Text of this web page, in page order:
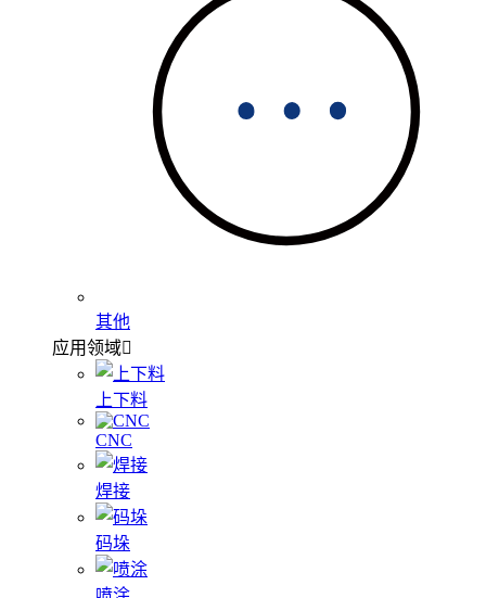
其他
应用领域
上下料
CNC
焊接
码垛